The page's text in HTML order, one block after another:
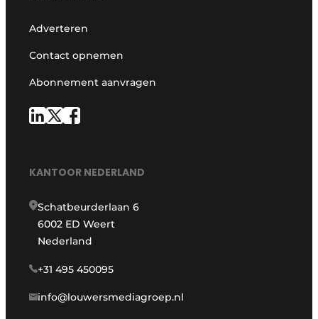
Adverteren
Contact opnemen
Abonnement aanvragen
KANTOOR NEDERLAND
Schatbeurderlaan 6
6002 ED Weert
Nederland
+31 495 450095
info@louwersmediagroep.nl